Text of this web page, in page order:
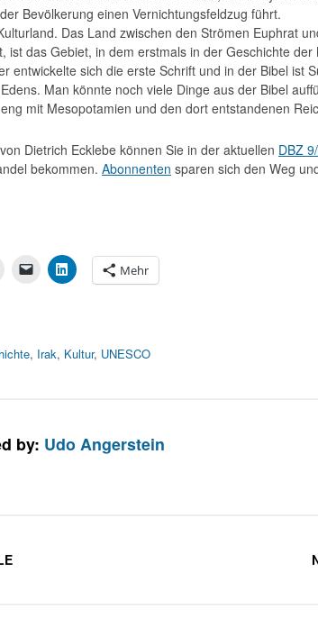
Bevölkerung einen Vernichtungsfeldzug führt.
Das Land zwischen den Strömen Euphrat
ist das Gebiet, in dem erstmals in der Geschichte der
entwickelte sich die erste Schrift und in der Bibel ist
Man könnte noch viele Dinge aus der Bibel
mit Mesopotamien und den dort entstandenen
Dietrich Ecklebe können Sie in der aktuellen DBZ
bekommen. Abonnenten sparen sich den Weg
Mehr
, Irak, Kultur, UNESCO
by: Udo Angerstein